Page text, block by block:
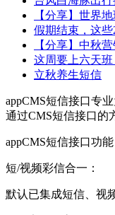
【分享】世界
假期结束，这些
【分享】中秋
这周要上六天
立秋养生短信
appCMS短信接口专
通过CMS短信接口的
appCMS短信接口功能
短/视频彩信合一：
默认已集成短信、视